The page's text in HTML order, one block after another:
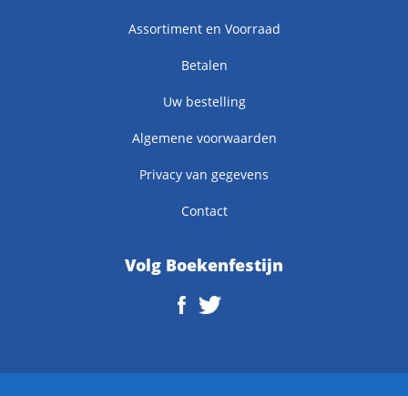
Assortiment en Voorraad
Betalen
Uw bestelling
Algemene voorwaarden
Privacy van gegevens
Contact
Volg Boekenfestijn